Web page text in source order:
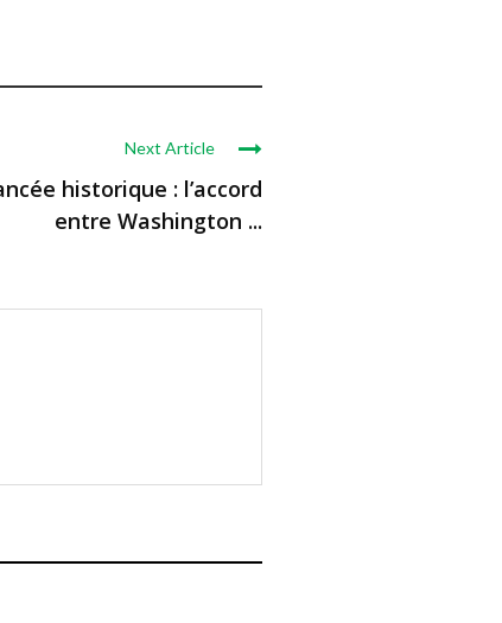
Next Article
historique : l’accord
entre Washington ...